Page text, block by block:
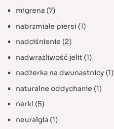
migrena (7)
nabrzmiałe piersi (1)
nadciśnienie (2)
nadwrażliwość jelit(1)
nadżerka na dwunastnicy (1)
naturalne oddychanie (1)
nerki (5)
neuralgia (1)